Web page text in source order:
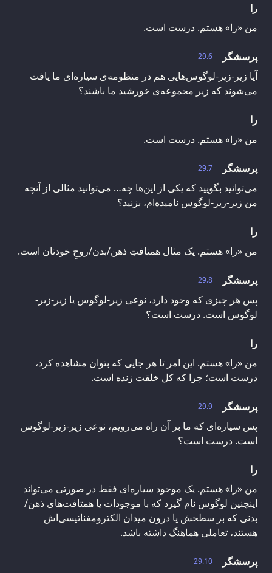
را
من «را» هستم. درست است.
29.6
پرسشگر
آیا زیر-زیر-لوگوس‌هایی هم در منظومه‌ی سیاره‌ای ما یافت
می‌شوند که زیر مجموعه‌ی خورشید ما باشند؟
را
من «را» هستم. درست است.
29.7
پرسشگر
می‌توانید بگویید که یکی از این‌ها چه… می‌توانید مثالی از آنچه
من زیر-زیر-لوگوس نامیده‌ام، بزنید؟
را
من «را» هستم. یک مثال همتافتِ ذهن/بدن/روحِ خودتان است.
29.8
پرسشگر
پس هر چیزی که وجود دارد، نوعی زیر-لوگوس یا زیر-زیر-
لوگوس است. درست است؟
را
من «را» هستم. این امر تا هر جایی که بتوان مشاهده‌ کرد،
درست است؛ چرا که کل خلقت زنده است.
29.9
پرسشگر
پس سیاره‌ای که ما بر آن راه می‌رویم، نوعی زیر-زیر-لوگوس
است. درست است؟
را
من «را» هستم. یک موجود سیاره‌ای فقط در صورتی می‌تواند
اینچنین لوگوس نام گیرد که با موجودات یا همتافت‌های ذهن/
بدنی که بر سطحش یا درون میدان الکترومغناتیسی‌اش
هستند، تعاملی هماهنگ داشته باشد.
29.10 پرسشگر